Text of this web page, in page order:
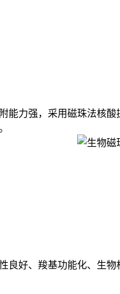
强，采用磁珠法核
好、羧基功能化、生